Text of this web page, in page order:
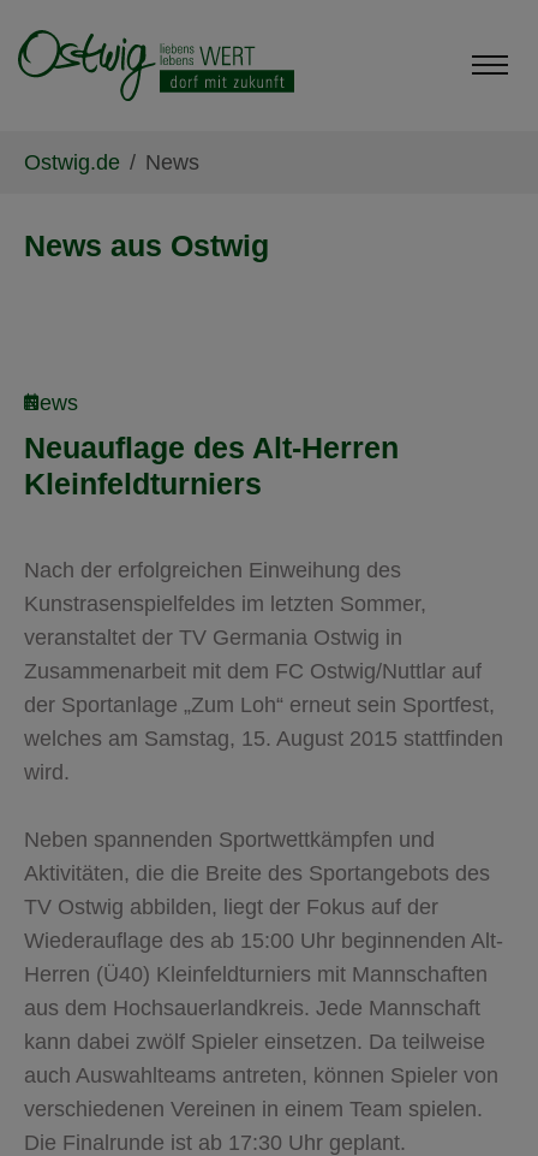
Ostwig.de News
News aus Ostwig
News
Neuauflage des Alt-Herren
Kleinfeldturniers
Nach der erfolgreichen Einweihung des
Kunstrasenspielfeldes im letzten Sommer,
veranstaltet der TV Germania Ostwig in
Zusammenarbeit mit dem FC Ostwig/Nuttlar auf
der Sportanlage „Zum Loh“ erneut sein Sportfest,
welches am Samstag, 15. August 2015 stattfinden
wird.
Neben spannenden Sportwettkämpfen und
Aktivitäten, die die Breite des Sportangebots des
TV Ostwig abbilden, liegt der Fokus auf der
Wiederauflage des ab 15:00 Uhr beginnenden Alt-
Herren (Ü40) Kleinfeldturniers mit Mannschaften
aus dem Hochsauerlandkreis. Jede Mannschaft
kann dabei zwölf Spieler einsetzen. Da teilweise
auch Auswahlteams antreten, können Spieler von
verschiedenen Vereinen in einem Team spielen.
Die Finalrunde ist ab 17:30 Uhr geplant.